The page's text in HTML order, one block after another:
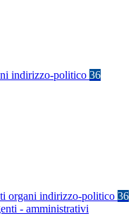
indirizzo-politico 36
organi indirizzo-politico 36
- amministrativi